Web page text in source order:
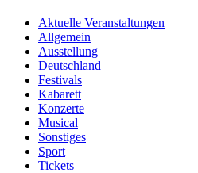
Aktuelle Veranstaltungen
Allgemein
Ausstellung
Deutschland
Festivals
Kabarett
Konzerte
Musical
Sonstiges
Sport
Tickets